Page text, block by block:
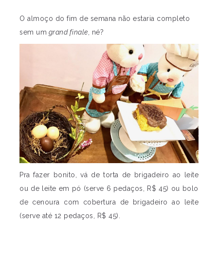
O almoço do fim de semana não estaria completo
sem um grand finale , né?
Pra fazer bonito, vá de torta de brigadeiro ao leite
ou de leite em pó (serve 6 pedaços, R$ 45) ou bolo
de cenoura com cobertura de brigadeiro ao leite
(serve até 12 pedaços, R$ 45).